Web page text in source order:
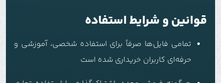
قوانین و شرایط استفاده
تمامی فایل‌ها صرفاً برای استفاده شخصی، آموزشی و
حرفه‌ای کاربران خریداری شده است